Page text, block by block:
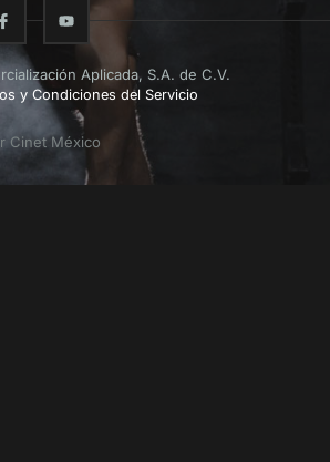
Aplicada, S.A. de C.V.
y Condiciones del Servicio
Cinet México